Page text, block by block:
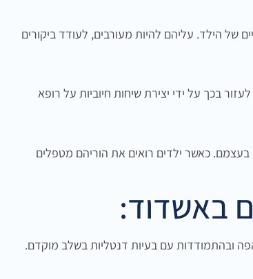
של הילד. עליהם להיות מעורבים, לעודד ביקורים
בכך על ידי יצירת שיחות חיוביות על רופא
בעצמם. כאשר ילדים רואים את הוריהם מטפלים
באשדוד:
ובהתמודדות עם בעיות דנטליות בשלב מוקדם.